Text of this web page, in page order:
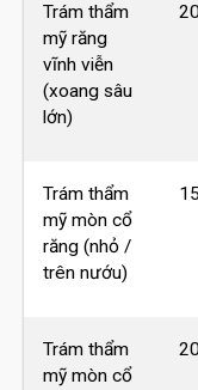
Trám thẩm
mỹ răng
vĩnh viễn
(xoang sâu
lớn)
Trám thẩm
mỹ mòn cổ
răng (nhỏ /
trên nướu)
Trám thẩm
mỹ mòn cổ